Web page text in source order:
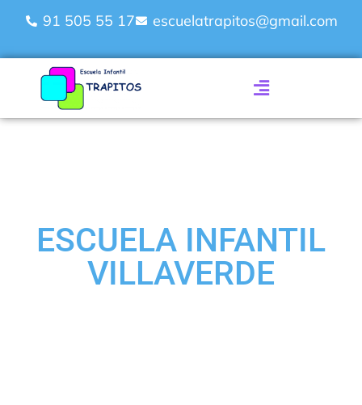
91 505 55 17 escuelatrapitos@gmail.com
ESCUELA INFANTIL
VILLAVERDE